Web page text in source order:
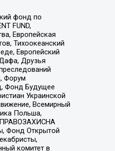
фонд по
FUND,
Европейская
Тихоокеанский
Европейский
Друзья
Форум
Фонд Будущее
Украинской
Всемирный
Польша,
ПРАВОЗАХИСНА
Фонд Открытой
комитет в